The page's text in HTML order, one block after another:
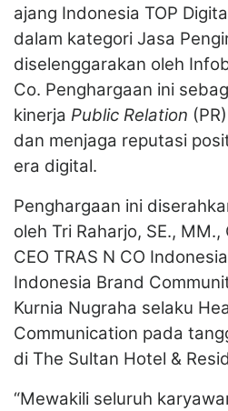
ajang Indonesia TOP
dalam kategori Jasa
diselenggarakan oleh
Co. Penghargaan ini
kinerja Public Relation
dan menjaga reputasi
era digital.
Penghargaan ini
oleh Tri Raharjo, SE.,
CEO TRAS N CO
Indonesia Brand
Kurnia Nugraha selaku
Communication pada
di The Sultan Hotel &
“Mewakili seluruh